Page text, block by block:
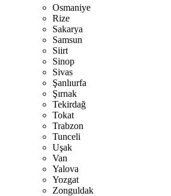
Osmaniye
Rize
Sakarya
Samsun
Siirt
Sinop
Sivas
Şanlıurfa
Şırnak
Tekirdağ
Tokat
Trabzon
Tunceli
Uşak
Van
Yalova
Yozgat
Zonguldak